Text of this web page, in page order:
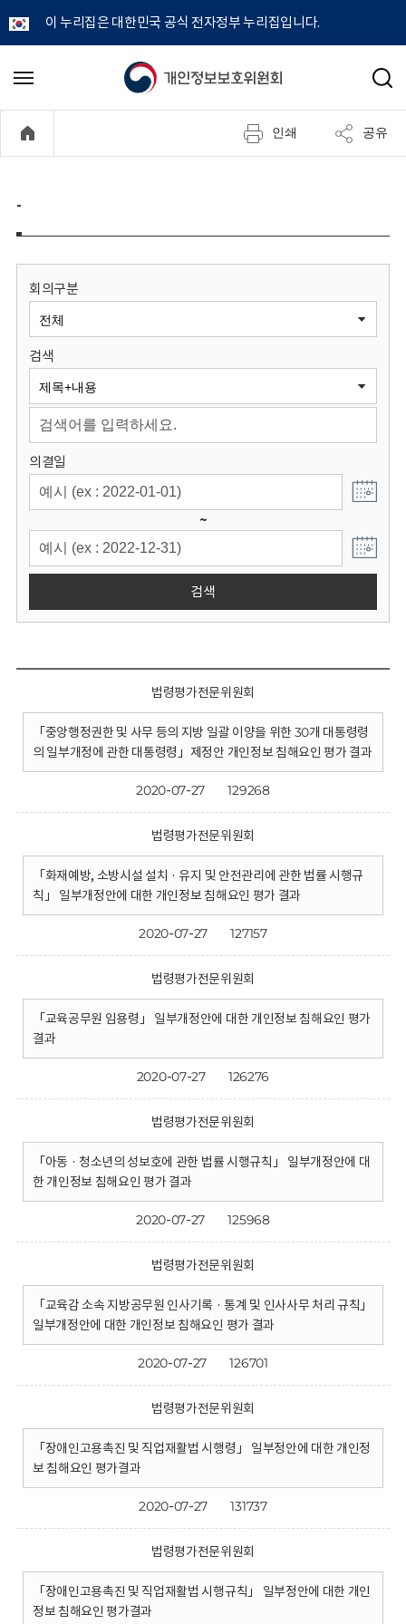
이 누리집은 대한민국 공식 전자정부 누리집입니다.
개
정
보
원
회
메
기
검
인쇄 공유
-
회의구분
검색
의결일
~
검색
법령평가전문위원회
「중앙행정권한 및 사무 등의 지방 일괄 이양을 위한 30개 대통령령
의 일부개정에 관한 대통령령」제정안 개인정보 침해요인 평가 결과
2020-07-27 129268
법령평가전문위원회
「화재예방, 소방시설 설치 · 유지 및 안전관리에 관한 법률 시행규
칙」 일부개정안에 대한 개인정보 침해요인 평가 결과
2020-07-27 127157
법령평가전문위원회
「교육공무원 임용령」 일부개정안에 대한 개인정보 침해요인 평가
결과
2020-07-27 126276
법령평가전문위원회
「아동 · 청소년의 성보호에 관한 법률 시행규칙」 일부개정안에 대
한 개인정보 침해요인 평가 결과
2020-07-27 125968
법령평가전문위원회
「교육감 소속 지방공무원 인사기록 · 통계 및 인사사무 처리 규칙」
일부개정안에 대한 개인정보 침해요인 평가 결과
2020-07-27 126701
법령평가전문위원회
「장애인고용촉진 및 직업재활법 시행령」 일부정안에 대한 개인정
보 침해요인 평가결과
2020-07-27 131737
법령평가전문위원회
「장애인고용촉진 및 직업재활법 시행규칙」 일부정안에 대한 개인
정보 침해요인 평가결과